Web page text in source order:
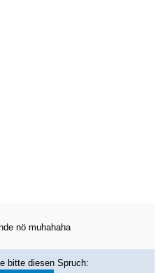
nö muhahaha
bitte diesen Spruch: